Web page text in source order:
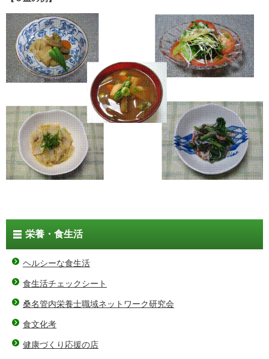
栄養・食生活
ヘルシーな食生活
食生活チェックシート
桑名管内栄養士職域ネットワーク研究会
食文化考
健康づくり応援の店